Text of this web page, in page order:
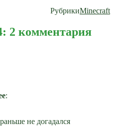
РубрикиMinecraft
2 комментария
:
не догадался